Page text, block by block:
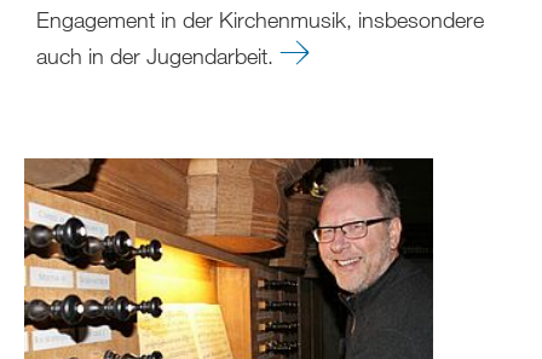
Engagement in der Kirchenmusik, insbesondere
auch in der Jugendarbeit.